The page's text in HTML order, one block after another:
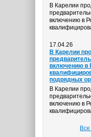
В Карелии
включению в
17.04.26
В Карелии
включению в
подрядных
В Карелии
включению в